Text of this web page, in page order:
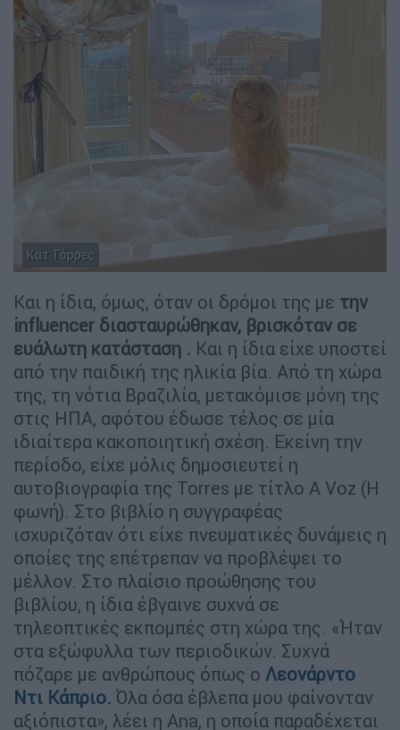
Κατ Τόρρες
Και η ίδια, όμως, όταν οι δρόμοι της με την
influencer διασταυρώθηκαν, βρισκόταν σε
ευάλωτη κατάσταση . Και η ίδια είχε υποστεί
από την παιδική της ηλικία βία. Από τη χώρα
της, τη νότια Βραζιλία, μετακόμισε μόνη της
στις ΗΠΑ, αφότου έδωσε τέλος σε μία
ιδιαίτερα κακοποιητική σχέση. Εκείνη την
περίοδο, είχε μόλις δημοσιευτεί η
αυτοβιογραφία της Torres με τίτλο A Voz (Η
φωνή). Στο βιβλίο η συγγραφέας
ισχυριζόταν ότι είχε πνευματικές δυνάμεις η
οποίες της επέτρεπαν να προβλέψει το
μέλλον. Στο πλαίσιο προώθησης του
βιβλίου, η ίδια έβγαινε συχνά σε
τηλεοπτικές εκπομπές στη χώρα της. «Ήταν
στα εξώφυλλα των περιοδικών. Συχνά
πόζαρε με ανθρώπους όπως ο Λεονάρντο
Ντι Κάπριο. Όλα όσα έβλεπα μου φαίνονταν
αξιόπιστα», λέει η Ana, η οποία παραδέχεται